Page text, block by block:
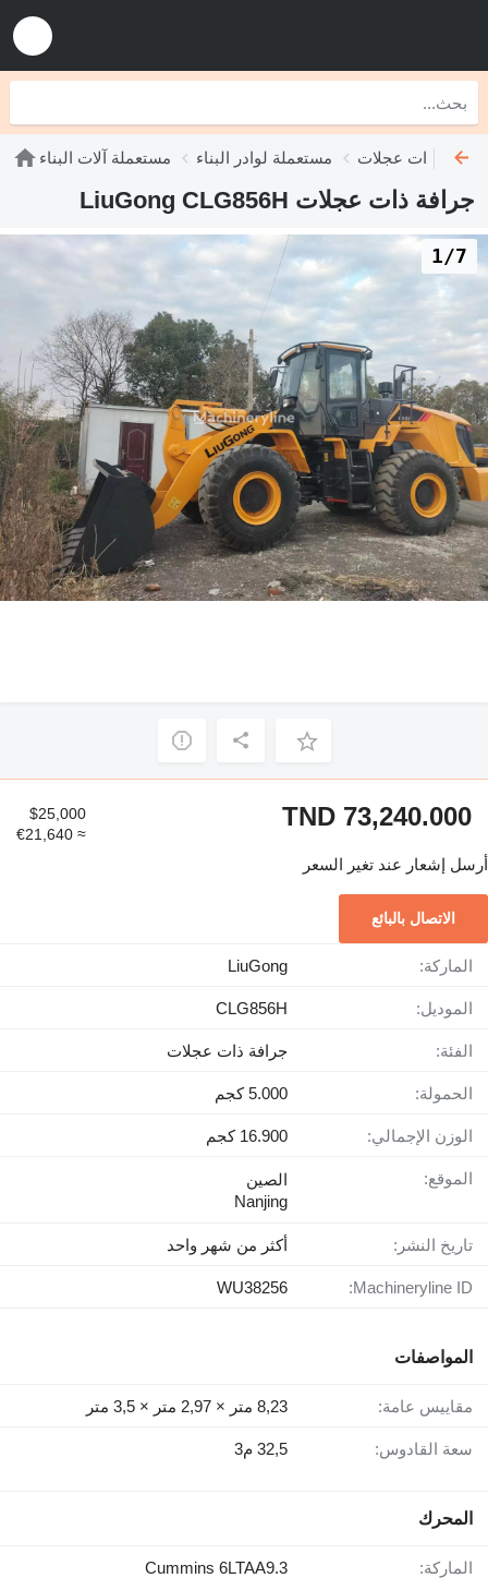
مستعملة آلات البناء مستعملة لوادر البناء ذات عجلات
جرافة ذات عجلات LiuGong CLG856H
1/7
TND 73,240.000
$25,000
≈ €21,640
أرسل إشعار عند تغير السعر
الاتصال بالبائع
الماركة: LiuGong
الموديل: CLG856H
الفئة: جرافة ذات عجلات
الحمولة: 5.000 كجم
الوزن الإجمالي: 16.900 كجم
الموقع:
الصين
Nanjing
تاريخ النشر: أكثر من شهر واحد
Machineryline ID:
WU38256
المواصفات
مقاييس عامة: 8,23 متر × 2,97 متر × 3,5 متر
سعة القادوس: 32,5 م3
المحرك
الماركة: Cummins 6LTAA9.3